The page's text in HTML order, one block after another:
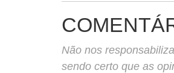
Não nos
sendo certo que as